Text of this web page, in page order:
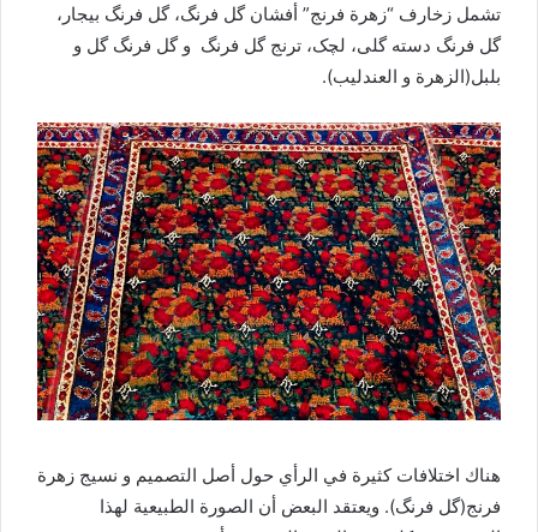
تشمل زخارف “زهرة فرنج” أفشان گل فرنگ، گل فرنگ بیجار،
گل فرنگ دسته گلی، لچک، ترنج گل فرنگ و گل فرنگ گل و
بلبل(الزهرة و العندلیب).
هناك اختلافات كثيرة في الرأي حول أصل التصمیم و نسیج زهرة
فرنج(گل فرنگ). ويعتقد البعض أن الصورة الطبيعية لهذا